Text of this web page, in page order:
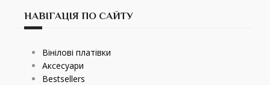
НАВІГАЦІЯ ПО САЙТУ
Вінілові платівки
Аксесуари
Bestsellers